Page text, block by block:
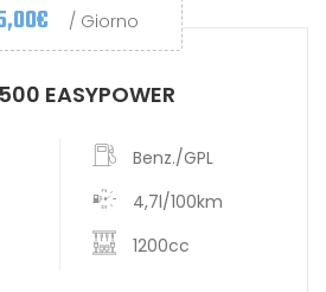
€ / Giorno
EASYPOWER
Benz./GPL
4,7l/100km
1200cc